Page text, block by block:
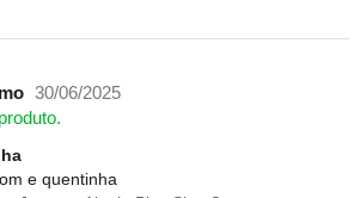
30/06/2025
e quentinha